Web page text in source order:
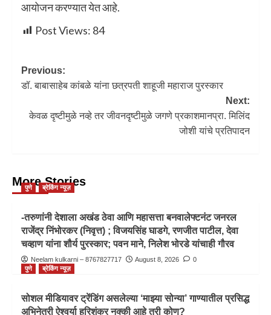
आयोजन करण्यात येत आहे.
Post Views: 84
Previous:
डॉ. बाबासाहेब कांबळे यांना छत्रपती शाहूजी महाराज पुरस्कार
Next:
केवळ दृष्टीमुळे नव्हे तर जीवनदृष्टीमुळे जगणे प्रकाशमानप्रा. मिलिंद
जोशी यांचे प्रतिपादन
More Stories
पुणे ब्रेकिंग न्यूज़
-तरुणांनी देशाला अखंड ठेवा आणि महासत्ता बनवालेफ्टनंट जनरल
राजेंद्र निंभोरकर (निवृत्त) ; विजयसिंह घाडगे, रणजीत पाटील, देवा
चव्हाण यांना शौर्य पुरस्कार; पवन माने, निलेश भोरडे यांचाही गौरव
Neelam kulkarni – 8767827717 August 8, 2026
0
पुणे
ब्रेकिंग न्यूज़
सोशल मीडियावर ट्रेंडिंग असलेल्या ‘माझ्या सोन्या’ गाण्यातील प्रसिद्ध
अभिनेत्री ऐश्वर्या हरिशंकर नक्की आहे तरी कोण?